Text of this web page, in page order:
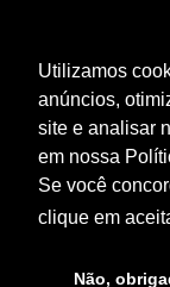
Utilizamos
anúncios,
site e analisar
em nossa
Se você
clique em
Não,
HOME